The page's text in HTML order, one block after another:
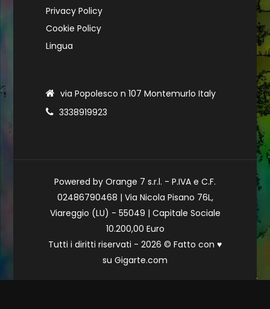
Privacy Policy
Cookie Policy
Lingua
via Popolesco n 107 Montemurlo Italy
3338919923
Powered by Orange 7 s.r.l. - P.IVA e C.F.
02486790468 | Via Nicola Pisano 76L,
Viareggio (LU) - 55049 | Capitale Sociale
10.200,00 Euro
Tutti i diritti riservati - 2026 © Fatto con ♥
su Gigarte.com